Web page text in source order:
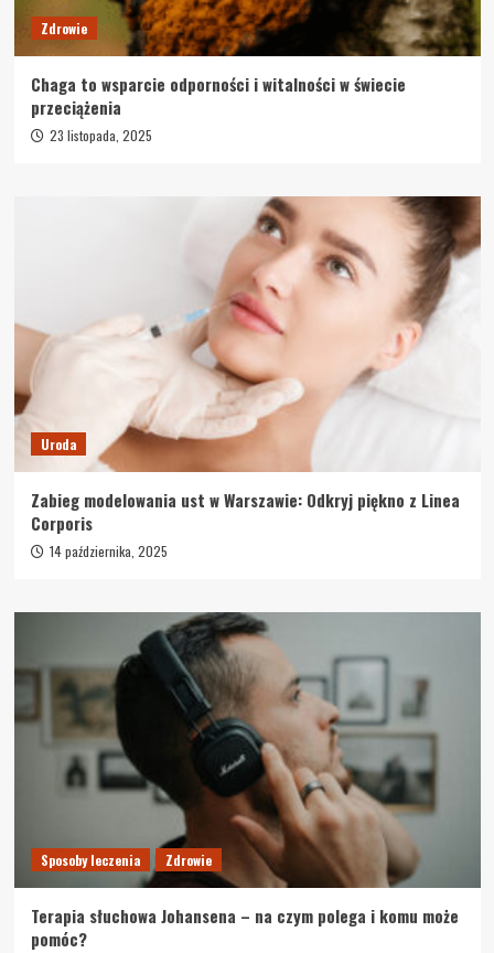
Zdrowie
Chaga to wsparcie odporności i witalności w świecie
przeciążenia
23 listopada, 2025
Uroda
Zabieg modelowania ust w Warszawie: Odkryj piękno z Linea
Corporis
14 października, 2025
Sposoby leczenia Zdrowie
Terapia słuchowa Johansena – na czym polega i komu może
pomóc?